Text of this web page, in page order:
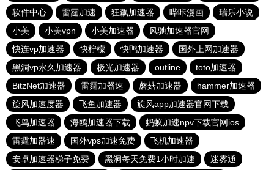
软件中心
雷霆加速 狂飙加速器 哔咔漫画
瑞乐小说
小美
小美vpn 小美加速器
风驰加速器官网
快连vp加速器
快柠檬 快鸭加速器
国外上网加速器
黑洞vp永久加速器
极光加速器 outline
toto加速器
BitzNet加速器
雷霆加器速 蘑菇加速器
hammer加速器
旋风加速度器
飞鱼加速器
旋风app加速器官网下载
飞鸟加速器
海鸥加速器下载
蚂蚁加速npv下载官网ios
雷霆加器速
国外vps加速免费
飞机加速器
安卓加速器梯子免费
黑洞每天免费1小时加速
迷雾通